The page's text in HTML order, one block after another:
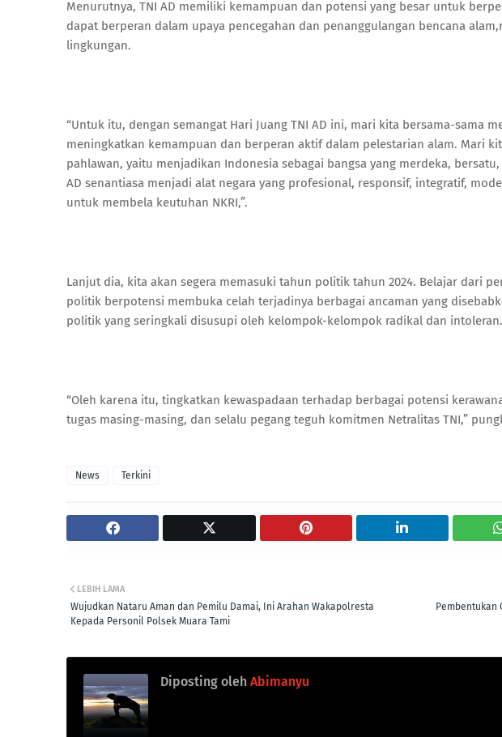
Menurutnya, TNI AD memiliki kemampuan dan potensi yang besar untuk
dapat berperan dalam upaya pencegahan dan penanggulangan bencana
lingkungan.
“Untuk itu, dengan semangat Hari Juang TNI AD ini, mari kita bersama-sama
meningkatkan kemampuan dan berperan aktif dalam pelestarian alam. Mari
pahlawan, yaitu menjadikan Indonesia sebagai bangsa yang merdeka,
AD senantiasa menjadi alat negara yang profesional, responsif, integratif,
untuk membela keutuhan NKRI,”.
Lanjut dia, kita akan segera memasuki tahun politik tahun 2024. Belajar dari
politik berpotensi membuka celah terjadinya berbagai ancaman yang
politik yang seringkali disusupi oleh kelompok-kelompok radikal dan intoleran.
“Oleh karena itu, tingkatkan kewaspadaan terhadap berbagai potensi
tugas masing-masing, dan selalu pegang teguh komitmen Netralitas TNI,”
News Terkini
Pembentukan
LEBIH LAMA
Wujudkan Nataru Aman dan Pemilu Damai, Ini Arahan Wakapolresta
Kepada Personil Polsek Muara Tami
Diposting oleh Abimanyu